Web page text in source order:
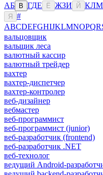
АБ В ГДЕ Ё ЖЗИ Й КЛМ
Я
#
ABCDEFGHIJKLMNOPQR
вальцовщик
вальщик леса
валютный кассир
валютный трейдер
вахтер
вахтер-диспетчер
вахтер-контролер
веб-дизайнер
вебмастер
веб-программист
веб-программист (junior)
веб-разработчик (frontend)
веб-разработчик .NET
веб-технолог
ведущий Android-